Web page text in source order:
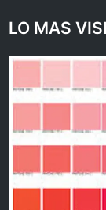
LO MAS